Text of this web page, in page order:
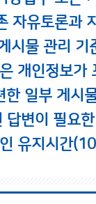
자유토론과
시물 관리
개인정보
한 일부 게시
변이 필요
유지시간